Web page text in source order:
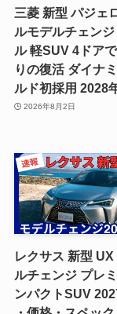
三菱 新型 パジェ
ルモデルチェン
ル 軽SUV 4ドア
りの復活 ダイナ
ルド初採用 2028
2026年8月2日
レクサス 新型
ルチェンジ プレ
ンパクトSUV